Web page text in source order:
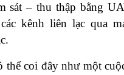
sát – thu thập bằng
kênh liên lạc qua
thể coi đây như một